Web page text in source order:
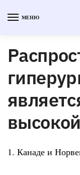
МЕНЮ
1. Канаде и